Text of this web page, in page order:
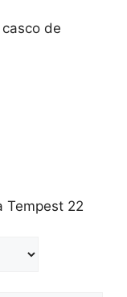
de
Tempest 22